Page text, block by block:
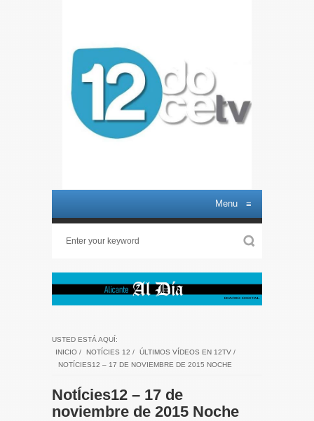
Menu ≡
USTED ESTÁ AQUÍ:
INICIO / NOTÍCIES 12 / ÚLTIMOS VÍDEOS EN 12TV /
NOTÍCIES12 – 17 DE NOVIEMBRE DE 2015 NOCHE
NotÍcies12 – 17 de
noviembre de 2015 Noche